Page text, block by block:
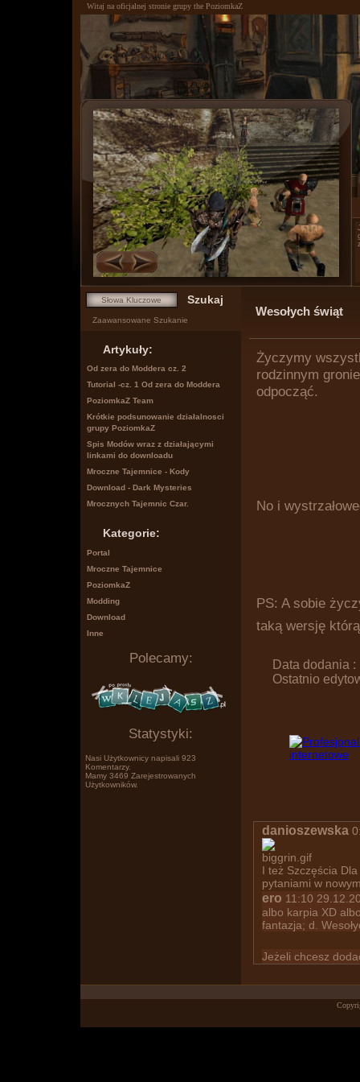
Witaj na oficjalnej stronie grupy the PoziomkaZ
0 1
Zaawansowane Szukanie
Artykuły:
Od zera do Moddera cz. 2
Tutorial -cz. 1 Od zera do Moddera
PoziomkaZ Team
Krótkie podsunowanie działalnosci
grupy PoziomkaZ
Spis Modów wraz z działającymi
linkami do downloadu
Mroczne Tajemnice - Kody
Download - Dark Mysteries
Mrocznych Tajemnic Czar.
Kategorie:
Portal
Mroczne Tajemnice
PoziomkaZ
Modding
Download
Inne
Polecamy:
Statystyki:
Nasi Użytkownicy napisali 923
Komentarzy.
Mamy 3469 Zarejestrowanych
Użytkowników.
Wesołych świąt
Życzymy
rodzinnym
odpocząć.
No i
PS: A sobie
taką wersję
Data dodania
Ostatnio
danioszewska
I też Szczęścia
pytaniami w
ero 11:10
albo karpia XD
fantazja; d.
Jeżeli chcesz